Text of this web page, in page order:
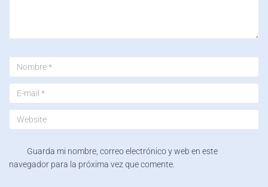
Guarda mi nombre, correo electrónico y web en este
navegador para la próxima vez que comente.